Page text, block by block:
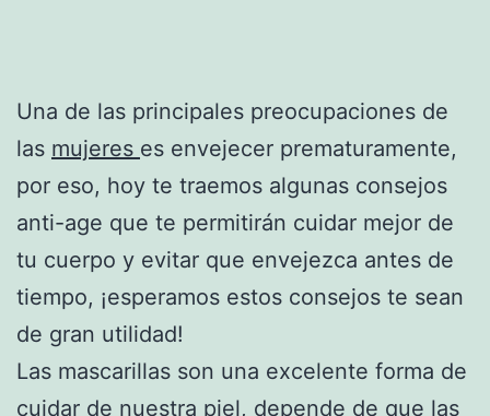
Una de las principales preocupaciones de
las mujeres es envejecer prematuramente,
por eso, hoy te traemos algunas consejos
anti-age que te permitirán cuidar mejor de
tu cuerpo y evitar que envejezca antes de
tiempo, ¡esperamos estos consejos te sean
de gran utilidad!
Las mascarillas son una excelente forma de
cuidar de nuestra piel, depende de que las